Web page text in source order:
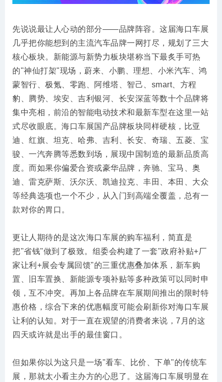
先说说最让人心动的部分——品牌阵容。这届海口车展
几乎把你能想到的主流汽车品牌一网打尽，规划了三大
核心板块。新能源与新势力板块堪称当下最炙手可热
的"神仙打架"现场，蔚来、小鹏、理想、小米汽车、鸿
蒙智行、极氪、零跑、阿维塔、智己、smart、方程
豹、腾势、埃安、吉利银河、长安深蓝等数十个品牌将
集中亮相，前沿的智能电动技术和最新车型在这里一站
式尽收眼底。海口车展国产品牌板块同样硬核，比亚
迪、红旗、坦克、哈弗、吉利、长安、奇瑞、五菱、宝
骏、一汽奔腾等悉数到场，展现中国制造的最新品质高
度。而如果你偏爱合资或豪华品牌，奔驰、宝马、奥
迪、雷克萨斯、沃尔沃、凯迪拉克、丰田、本田、大众
等经典选项也一个不少，从入门到高端全覆盖，总有一
款对你的胃口。
更让人期待的是这次海口车展的购车福利，简直是
把"省钱"做到了极致。组委会构建了一套"政府补贴+厂
家让利+展会专属回馈"的三重优惠叠加体系，新车购
置、旧车置换、新能源专项补贴等多种政策可以同时申
领，互不冲突。再加上各品牌在车展期间推出的限时特
惠价格，综合下来的优惠幅度可能会刷新你对海口车展
让利的认知。对于一直在观望的消费者来说，7月的这
四天或许就是出手的最佳窗口。
但如果你以为这只是一场"看车、比价、下单"的传统车
展，那就太小看主办方的心思了。这届海口车展明显在